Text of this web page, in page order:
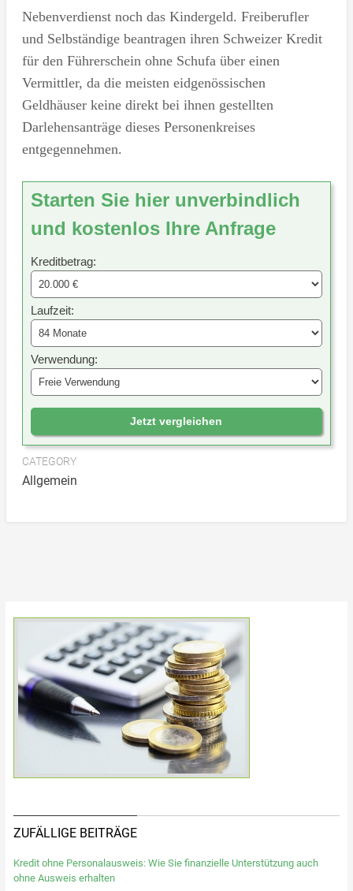
Nebenverdienst noch das Kindergeld. Freiberufler
und Selbständige beantragen ihren Schweizer Kredit
für den Führerschein ohne Schufa über einen
Vermittler, da die meisten eidgenössischen
Geldhäuser keine direkt bei ihnen gestellten
Darlehensanträge dieses Personenkreises
entgegennehmen.
Starten Sie hier unverbindlich
und kostenlos Ihre Anfrage
Kreditbetrag:
Laufzeit:
Verwendung:
Jetzt vergleichen
CATEGORY
Allgemein
ZUFÄLLIGE BEITRÄGE
Kredit ohne Personalausweis: Wie Sie finanzielle Unterstützung auch
ohne Ausweis erhalten